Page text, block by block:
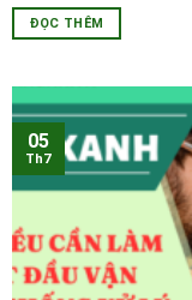
ĐỌC THÊM
05
Th7